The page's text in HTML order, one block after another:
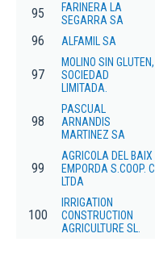
95
FARINERA LA
SEGARRA SA
96 ALFAMIL SA
97
MOLINO SIN GLUTEN,
SOCIEDAD
LIMITADA.
98
PASCUAL
ARNANDIS
MARTINEZ SA
99
AGRICOLA DEL BAIX
EMPORDA S.COOP. C
LTDA
100
IRRIGATION
CONSTRUCTION
AGRICULTURE SL.